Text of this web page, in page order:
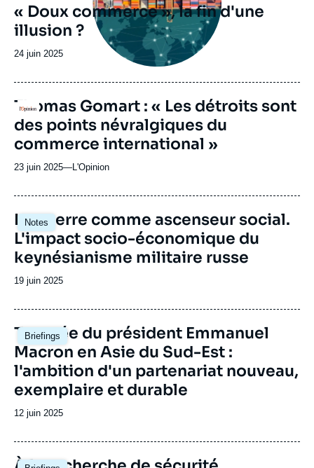
« Doux commerce », la fin d'une
illusion ?
Date
publication
24 juin 2025
Logo
URL
de
Dailymotion
Thomas Gomart : « Les détroits sont
des points névralgiques du
commerce international »
23 juin 2025—Nom
journal,
ou
émission
L'Opinion
Notes
Image
principale
La guerre comme ascenseur social.
L'impact socio-économique du
keynésianisme militaire russe
Date
publication
19 juin 2025
Briefings
Image
principale
Tournée du président Emmanuel
Macron en Asie du Sud-Est :
l'ambition d'un partenariat nouveau,
exemplaire et durable
Date
publication
12 juin 2025
Image